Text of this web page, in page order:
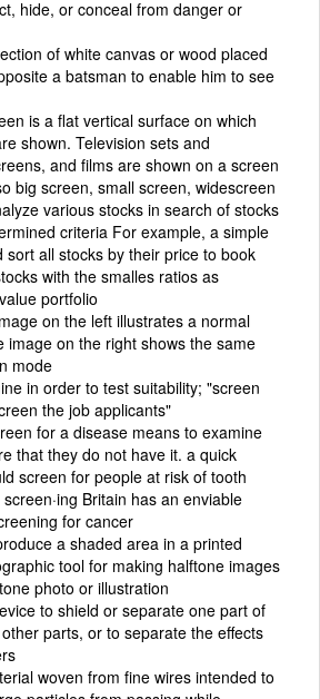
hide, or conceal from danger or
of white canvas or wood placed
a batsman to enable him to see
is a flat vertical surface on which
shown. Television sets and
and films are shown on a screen
big screen, small screen, widescreen
various stocks in search of stocks
criteria For example, a simple
sort all stocks by their price to book
with the smalles ratios as
portfolio
on the left illustrates a normal
image on the right shows the same
mode
in order to test suitability; "screen
the job applicants"
for a disease means to examine
that they do not have it. a quick
screen for people at risk of tooth
Britain has an enviable
for cancer
a shaded area in a printed
tool for making halftone images
photo or illustration
to shield or separate one part of
parts, or to separate the effects
woven from fine wires intended to